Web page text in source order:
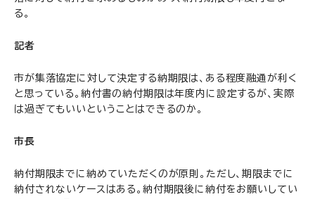
る。
記者
市が集落協定に対して決定する納期限は、ある程度融通が利く
と思っている。納付書の納付期限は年度内に設定するが、実際
は過ぎてもいいということはできるのか。
市長
納付期限までに納めていただくのが原則。ただし、期限までに
納付されないケースはある。納付期限後に納付をお願いしてい